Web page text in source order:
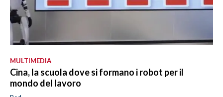
MULTIMEDIA
Cina, la scuola dove si formano i robot per il
mondo del lavoro